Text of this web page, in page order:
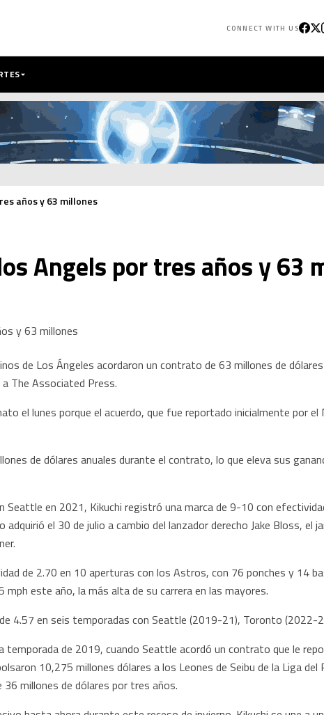
CONNECT WITH US
años y 63 millones
Angels por tres años y 63
de Los Ángeles acordaron un contrato de 63 millones de
The Associated Press.
el lunes porque el acuerdo, que fue reportado inicialmente por
de dólares anuales durante el contrato, lo que eleva sus
Seattle en 2021, Kikuchi registró una marca de 9-10 con
el 30 de julio a cambio del lanzador derecho Jake Bloss, el
de 2.70 en 10 aperturas con los Astros, con 76 ponches y 14
este año, la más alta de su carrera en las mayores.
4.57 en seis temporadas con Seattle (2019-21), Toronto (2022-
temporada de 2019, cuando Seattle acordó un contrato que le
10,275 millones dólares a los Leones de Seibu de la Liga
millones de dólares por tres años.